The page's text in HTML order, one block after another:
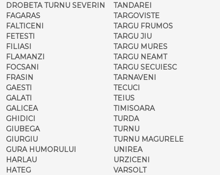
DROBETA TURNU SEVERIN
FAGARAS
FALTICENI
FETESTI
FILIASI
FLAMANZI
FOCSANI
FRASIN
GAESTI
GALATI
GALICEA
GHIDICI
GIUBEGA
GIURGIU
GURA HUMORULUI
HARLAU
HATEG
TANDAREI
TARGOVISTE
TARGU FRUMOS
TARGU JIU
TARGU MURES
TARGU NEAMT
TARGU SECUIESC
TARNAVENI
TECUCI
TEIUS
TIMISOARA
TURDA
TURNU
TURNU MAGURELE
UNIREA
URZICENI
VARSOLT